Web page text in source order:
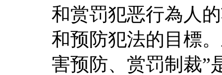
和赏罚犯恶行為人
和预防犯法的目標
害预防、赏罚制裁”